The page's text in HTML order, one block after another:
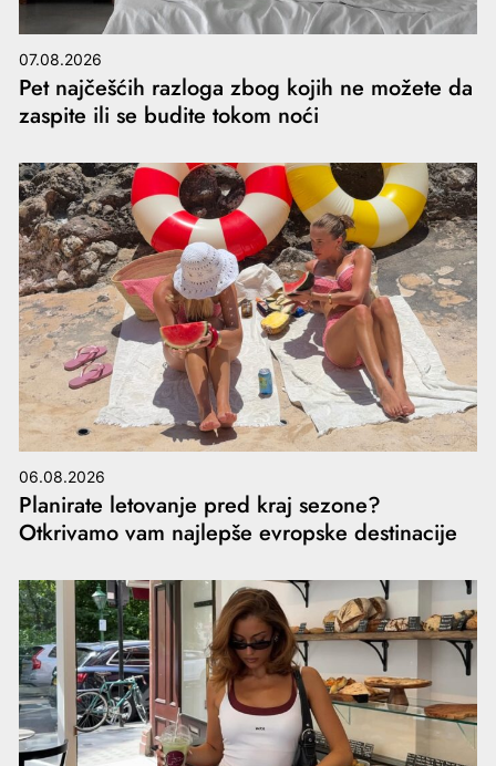
07.08.2026
Pet najčešćih razloga zbog kojih ne možete da
zaspite ili se budite tokom noći
06.08.2026
Planirate letovanje pred kraj sezone?
Otkrivamo vam najlepše evropske destinacije